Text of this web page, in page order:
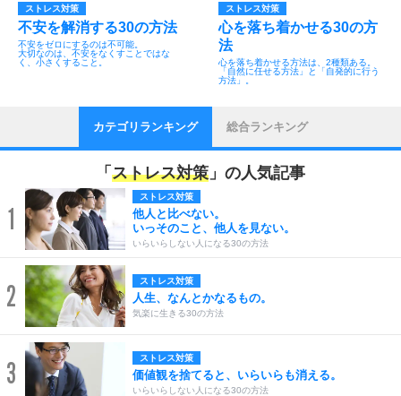
ストレス対策
不安を解消する30の方法
不安をゼロにするのは不可能。
大切なのは、不安をなくすことではな
く、小さくすること。
ストレス対策
心を落ち着かせる30の方
法
心を落ち着かせる方法は、2種類ある。
「自然に任せる方法」と「自発的に行う
方法」。
カテゴリランキング 総合ランキング
「 ストレス対策 」の人気記事
1
ストレス対策
他人と比べない。
いっそのこと、他人を見ない。
いらいらしない人になる30の方法
2 ストレス対策
人生、なんとかなるもの。
気楽に生きる30の方法
3 ストレス対策
価値観を捨てると、いらいらも消える。
いらいらしない人になる30の方法